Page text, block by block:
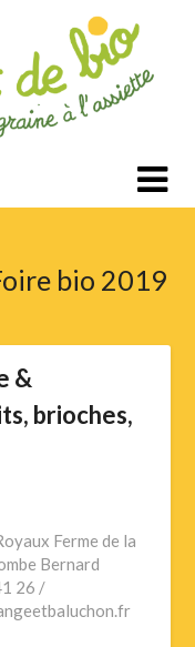
bio 2019
&
brioches,
Ferme de la
Bernard
26 /